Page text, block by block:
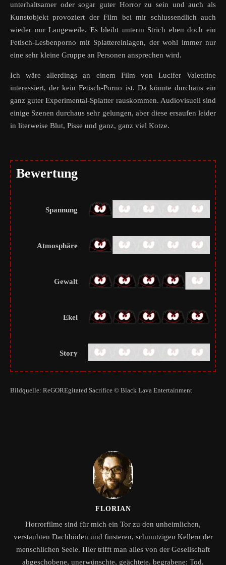
unterhaltsamer oder sogar guter Horror zu sein und auch als
Kunstobjekt provoziert der Film bei mir schlussendlich auch
wieder nur Langeweile. Es bleibt unterm Strich eben doch ein
Fetisch-Lesbenporno mit Splattereinlagen, der wohl immer nur
eine sehr kleine Gruppe an Personen ansprechen wird.
Ich wäre allerdings an einem Film von Lucifer Valentine
interessiert, der kein Fetisch-Porno ist. Da könnte durchaus ein
ganz guter Experimental-Splatter rauskommen. Audiovisuell sind
einige Szenen durchaus sehr gelungen, aber diese ersaufen leider
in literweise Blut, Pisse und ganz, ganz viel Kotze.
Bewertung
Spannung
Atmosphäre
Gewalt
Ekel
Story
Bildquelle: ReGOREgitated Sacrifice © Black Lava Entertainment
FLORIAN
Horrorfilme sind für mich ein Tor zu den unheimlichen,
verstaubten Dachböden und finsteren, schmutzigen Kellern der
menschlichen Seele. Hier trifft man alles von der Gesellschaft
abgeschobene, unerwünschte, geächtete, begrabene: Tod,